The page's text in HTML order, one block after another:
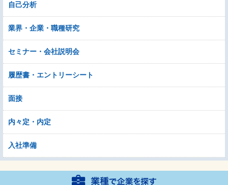
自己分析
業界・企業・職種研究
セミナー・会社説明会
履歴書・エントリーシート
面接
内々定・内定
入社準備